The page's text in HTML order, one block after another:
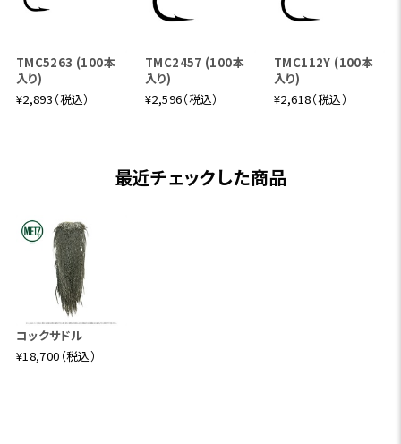
TMC5263 (100本
入り)
¥2,893（税込）
TMC2457 (100本
入り)
¥2,596（税込）
TMC112Y (100本
入り)
¥2,618（税込）
最近チェックした商品
コックサドル
¥18,700（税込）